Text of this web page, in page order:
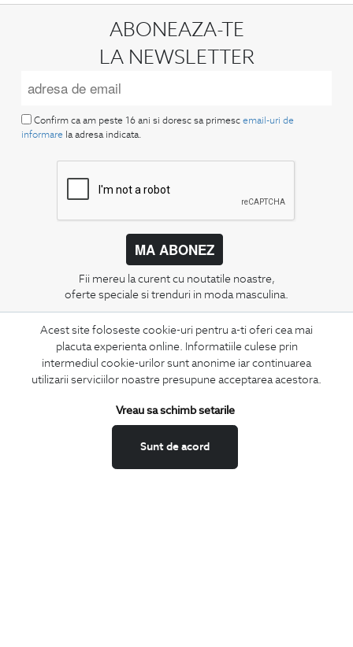
Acest site foloseste cookie-uri pentru a-ti oferi cea mai
placuta experienta online. Informatiile culese prin
intermediul cookie-urilor sunt anonime iar continuarea
utilizarii serviciilor noastre presupune acceptarea acestora.
Sunt de acord
Vreau sa schimb setarile
ABONEAZA-TE
LA NEWSLETTER
Confirm ca am peste 16 ani si doresc sa primesc email-uri de
informare la adresa indicata.
MA ABONEZ
Fii mereu la curent cu noutatile noastre,
oferte speciale si trenduri in moda masculina.
CONCIERGE
Termeni si conditii
Schimburi si retur
Feedback site
ANPC